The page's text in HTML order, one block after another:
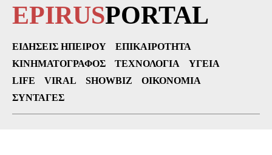
EPIRUSPORTAL
ΕΙΔΉΣΕΙΣ ΗΠΕΊΡΟΥ
ΕΠΙΚΑΙΡΌΤΗΤΑ
ΚΙΝΗΜΑΤΟΓΡΆΦΟΣ
ΤΕΧΝΟΛΟΓΊΑ
ΥΓΕΊΑ
LIFE
VIRAL SHOWBIZ
ΟΙΚΟΝΟΜΊΑ
ΣΥΝΤΑΓΈΣ